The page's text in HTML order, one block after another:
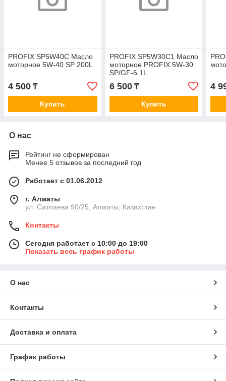
PROFIX SP5W40C Масло
моторное 5W-40 SP 200L
4 500 ₸
Купить
PROFIX SP5W30C1 Масло
моторное PROFIX 5W-30
SP/GF-6 1L
6 500₸
Купить
4
О нас
Рейтинг не сформирован
Менее 5 отзывов за последний год
Работает с 01.06.2012
г. Алматы
ул. Сатпаева 90/25, Алматы, Казахстан
Контакты
Сегодня работает с 10:00 до 19:00
Показать весь график работы
О нас
Контакты
Доставка и оплата
График работы